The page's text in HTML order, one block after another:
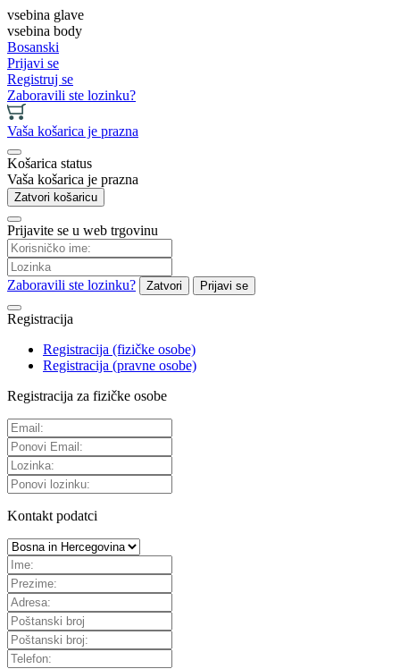
vsebina glave
vsebina body
Bosanski
Prijavi se
Registruj se
Zaboravili ste lozinku?
Vaša košarica je prazna
Košarica status
Vaša košarica je prazna
Zatvori košaricu
Prijavite se u web trgovinu
Zaboravili ste lozinku? Zatvori Prijavi se
Registracija
Registracija (fizičke osobe)
Registracija (pravne osobe)
Registracija za fizičke osobe
Kontakt podatci